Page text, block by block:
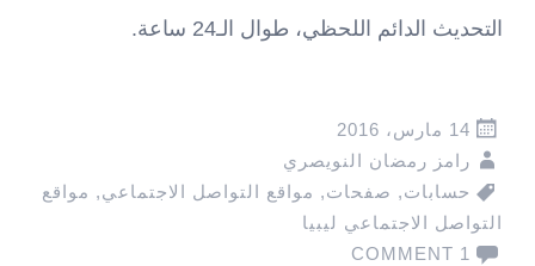
التحديث الدائم اللحظي، طوال الـ24 ساعة.
14 مارس، 2016
رامز رمضان النويصري
حسابات, صفحات, مواقع التواصل الاجتماعي, مواقع
التواصل الاجتماعي ليبيا
1 COMMENT